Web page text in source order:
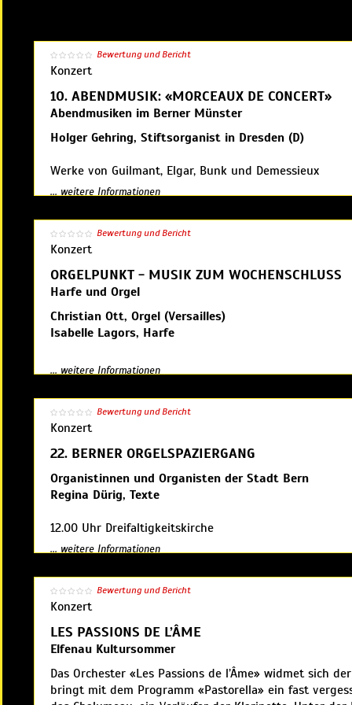
Bewertung und Bericht
Konzert
10. ABENDMUSIK: «MORCEAUX DE CONCERT»
Abendmusiken im Berner Münster
Holger Gehring, Stiftsorganist in Dresden (D)
Werke von Guilmant, Elgar, Bunk und Demessieux
Eintrittskarten zu Fr. 25.– | Schüler, Studierende Fr. 15.–
Vorverkauf: Abendksse ab 18.00 Uhr
Veranstalter: Abendmusiken im Berner Münster
... weitere Informationen
Bewertung und Bericht
Konzert
ORGELPUNKT - MUSIK ZUM WOCHENSCHLUSS
Harfe und Orgel
Christian Ott, Orgel (Versailles)
Isabelle Lagors, Harfe
Werke von J. Brahms, A. Hasselmans, A. Lefébure-Wely,
Eintritt frei, Kollekte
Veranstalter: Offene Kirche Heiliggeist |
... weitere Informationen
Bewertung und Bericht
Konzert
22. BERNER ORGELSPAZIERGANG
Organistinnen und Organisten der Stadt Bern
Regina Dürig, Texte
12.00 Uhr Dreifaltigkeitskirche
13.15 Uhr Münster
15.45 Uhr Französische Kirche
17.00 Uhr Heiliggeistkirche (Finale)
Eintritt frei - Kollekte
... weitere Informationen
Bewertung und Bericht
Konzert
LES PASSIONS DE L’ÂME
Elfenau Kultursommer
Das Orchester «Les Passions de l’Âme» widmet sich
bringt mit dem Programm «Pastorella» ein fast